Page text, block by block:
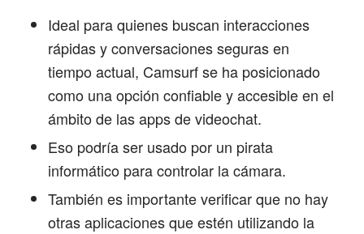
Ideal para quienes buscan interacciones
rápidas y conversaciones seguras en
tiempo actual, Camsurf se ha posicionado
como una opción confiable y accesible en el
ámbito de las apps de videochat.
Eso podría ser usado por un pirata
informático para controlar la cámara.
También es importante verificar que no hay
otras aplicaciones que estén utilizando la